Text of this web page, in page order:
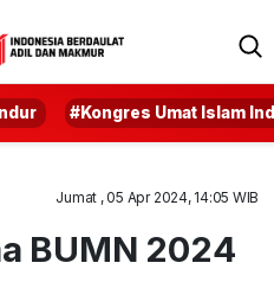
#Kongres Umat Islam
Jumat , 05 Apr 2024, 14:05 WIB
BUMN 2024